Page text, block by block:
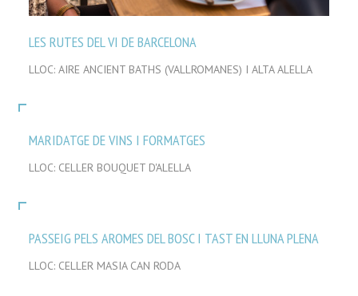
LES RUTES DEL VI DE BARCELONA
LLOC: AIRE ANCIENT BATHS (VALLROMANES) I ALTA ALELLA
MARIDATGE DE VINS I FORMATGES
LLOC: CELLER BOUQUET D'ALELLA
PASSEIG PELS AROMES DEL BOSC I TAST EN LLUNA PLENA
LLOC: CELLER MASIA CAN RODA